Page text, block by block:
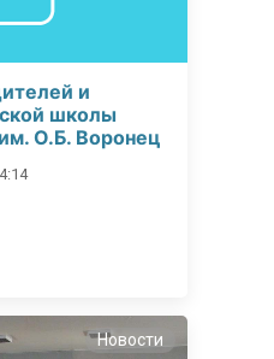
и
школы
О.Б. Воронец
Новости